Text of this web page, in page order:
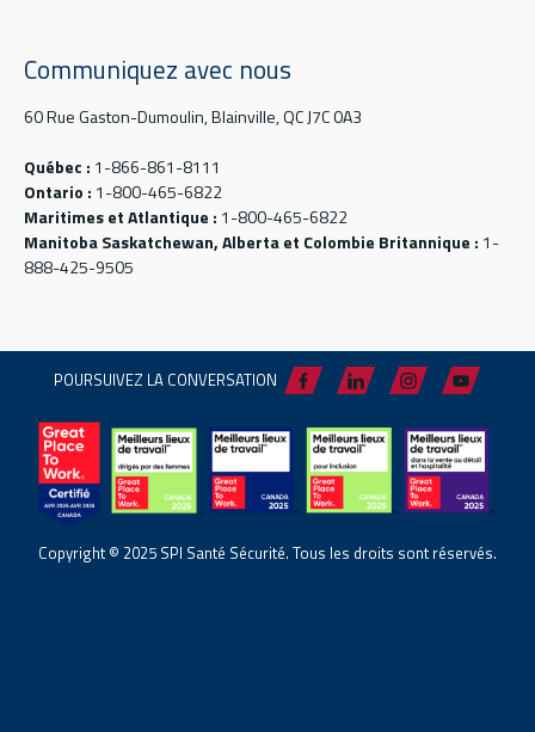
Communiquez avec nous
60 Rue Gaston-Dumoulin, Blainville, QC J7C 0A3
Québec : 1-866-861-8111
Ontario : 1-800-465-6822
Maritimes et Atlantique : 1-800-465-6822
Manitoba Saskatchewan, Alberta et Colombie Britannique : 1-
888-425-9505
POURSUIVEZ LA CONVERSATION
Copyright © 2025 SPI Santé Sécurité. Tous les droits sont réservés.